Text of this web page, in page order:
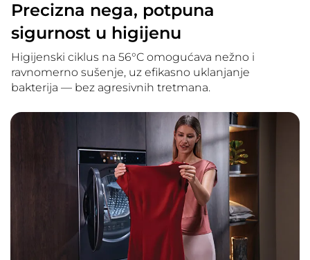
Precizna nega, potpuna
sigurnost u higijenu
Higijenski ciklus na 56°C omogućava nežno i
ravnomerno sušenje, uz efikasno uklanjanje
bakterija — bez agresivnih tretmana.